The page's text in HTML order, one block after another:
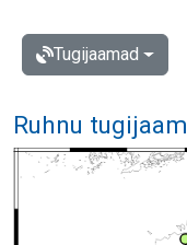
Tugijaamad
Ruhnu tugijaam